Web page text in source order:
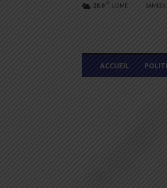
26.9 C LOMÉ
L
M
ACCUEIL